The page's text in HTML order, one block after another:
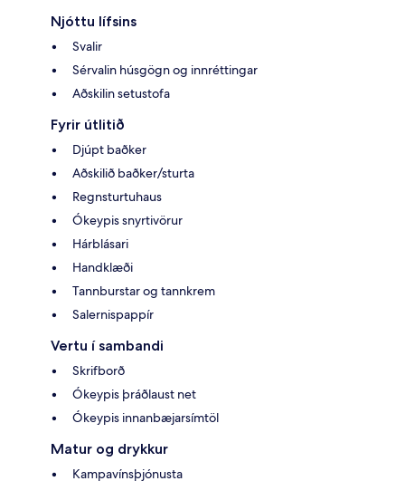
Njóttu lífsins
Svalir
Sérvalin húsgögn og innréttingar
Aðskilin setustofa
Fyrir útlitið
Djúpt baðker
Aðskilið baðker/sturta
Regnsturtuhaus
Ókeypis snyrtivörur
Hárblásari
Handklæði
Tannburstar og tannkrem
Salernispappír
Vertu í sambandi
Skrifborð
Ókeypis þráðlaust net
Ókeypis innanbæjarsímtöl
Matur og drykkur
Kampavínsþjónusta